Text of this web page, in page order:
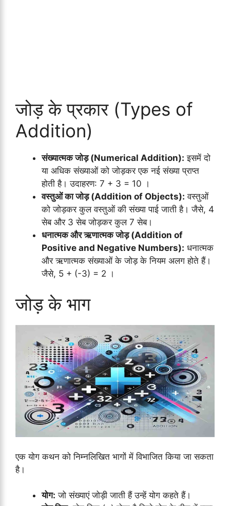
जोड़ के प्रकार (Types of
Addition)
संख्यात्मक जोड़ (Numerical Addition): इसमें दो
या अधिक संख्याओं को जोड़कर एक नई संख्या प्राप्त
होती है। उदाहरण: 7 + 3 = 10 ।
वस्तुओं का जोड़ (Addition of Objects): वस्तुओं
को जोड़कर कुल वस्तुओं की संख्या पाई जाती है। जैसे, 4
सेब और 3 सेब जोड़कर कुल 7 सेब।
धनात्मक और ऋणात्मक जोड़ (Addition of
Positive and Negative Numbers): धनात्मक
और ऋणात्मक संख्याओं के जोड़ के नियम अलग होते हैं।
जैसे, 5 + (-3) = 2 ।
जोड़ के भाग
एक योग कथन को निम्नलिखित भागों में विभाजित किया जा सकता
है।
योग: जो संख्याएं जोड़ी जाती हैं उन्हें योग कहते हैं।